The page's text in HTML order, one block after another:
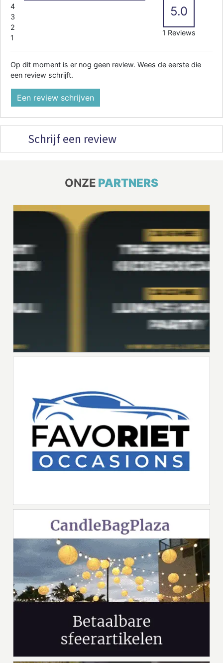
4
3
2
1
5.0
1 Reviews
Op dit moment is er nog geen review. Wees de eerste die
een review schrijft.
Een review schrijven
Schrijf een review
ONZE PARTNERS